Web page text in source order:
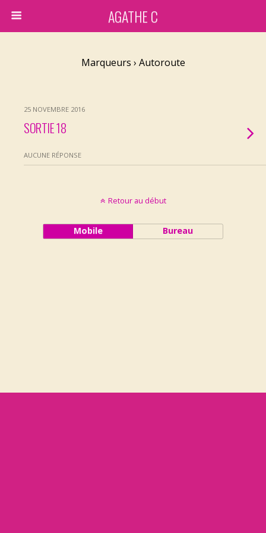
AGATHE C
Marqueurs › Autoroute
25 NOVEMBRE 2016
SORTIE 18
AUCUNE RÉPONSE
Retour au début
Mobile Bureau